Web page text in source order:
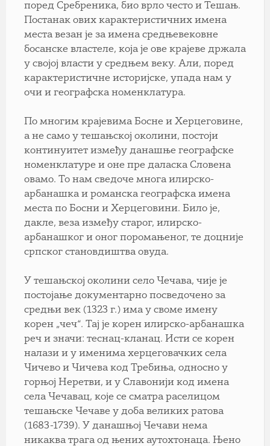
поред Сребреника, био врло често и Тешањ.
Постанак ових карактеристичних имена
места везан је за имена средњевековне
босанске властеле, која је ове крајеве држала
у својој власти у средњем веку. Али, поред
карактеристичне историјске, упада нам у
очи и географска номенклатура.
По многим крајевима Босне и Херцеговине,
а не само у тешањској околини, постоји
континуитет између данашње географске
номенклатуре и оне пре даласка Словена
овамо. То нам сведоче многа илирско-
арбанашка и романска географска имена
места по Босни и Херцеговини. Било је,
дакле, веза између старог, илирско-
арбанашког и оног поромањеног, те доцније
српског становдиштва овуда.
У тешањској околини село Чечава, чије је
постојање документарно посведочено за
средњи век (1323 г.) има у своме имену
корен „чеч“. Тај је корен илирско-арбанашка
реч и значи: теснац-кланац. Исти се корен
налази и у именима херцеговачких села
Чичево и Чичева код Требиња, односно у
горњој Неретви, и у Славонији код имена
села Чечавац, које се сматра раселицом
тешањске Чечаве у доба великих ратова
(1683-1739). У данашњој Чечави нема
никаква трага од њених аутохтонаца. Њено